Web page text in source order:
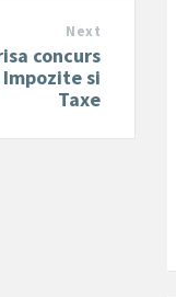
Next
concurs
si
Taxe